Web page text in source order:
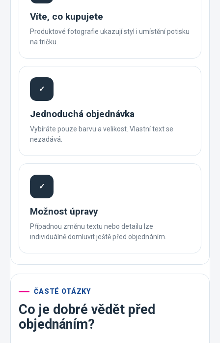
Víte, co kupujete
Produktové fotografie ukazují styl i umístění potisku
na tričku.
✓
Jednoduchá objednávka
Vybíráte pouze barvu a velikost. Vlastní text se
nezadává.
✓
Možnost úpravy
Případnou změnu textu nebo detailu lze
individuálně domluvit ještě před objednáním.
ČASTÉ OTÁZKY
Co je dobré vědět před
objednáním?